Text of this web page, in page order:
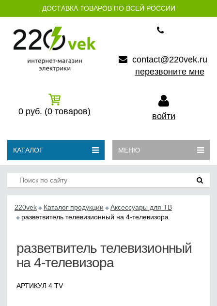
ДОСТАВКА ТОВАРОВ ПО ВСЕЙ РОССИИ
contact@220vek.ru
перезвоните мне
0 руб. (0 товаров) войти
КАТАЛОГ МЕНЮ
220vek Каталог продукции
Аксессуары для ТВ
разветвитель телевизионный на 4-телевизора
разветвитель телевизионный
на 4-телевизора
АРТИКУЛ 4 TV